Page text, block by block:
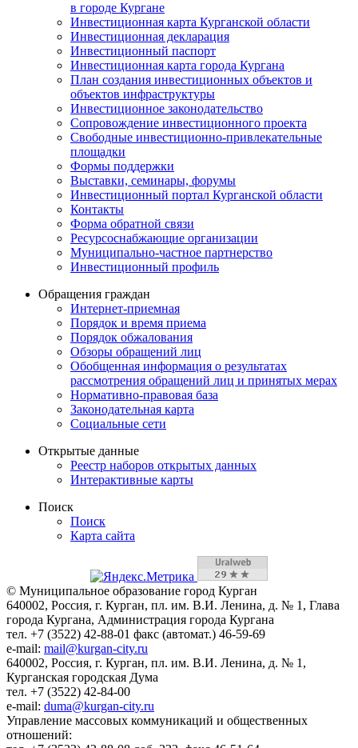
в городе Кургане
Инвестиционная карта Курганской области
Инвестиционная декларация
Инвестиционный паспорт
Инвестиционная карта города Кургана
План создания инвестиционных объектов и
объектов инфраструктуры
Инвестиционное законодательство
Сопровождение инвестиционного проекта
Свободные инвестиционно-привлекательные
площадки
Формы поддержки
Выставки, семинары, форумы
Инвестиционный портал Курганской области
Контакты
Форма обратной связи
Ресурсоснабжающие организации
Муниципально-частное партнерство
Инвестиционный профиль
Обращения граждан
Интернет-приемная
Порядок и время приема
Порядок обжалования
Обзоры обращений лиц
Обобщенная информация о результатах
рассмотрения обращений лиц и принятых мерах
Нормативно-правовая база
Законодательная карта
Социальные сети
Открытые данные
Реестр наборов открытых данных
Интерактивные карты
Поиск
Поиск
Карта сайта
© Муниципальное образование город Курган
640002, Россия, г. Курган, пл. им. В.И. Ленина, д. № 1, Глава
города Кургана, Администрация города Кургана
тел. +7 (3522) 42-88-01 факс (автомат.) 46-59-69
e-mail: mail@kurgan-city.ru
640002, Россия, г. Курган, пл. им. В.И. Ленина, д. № 1,
Курганская городская Дума
тел. +7 (3522) 42-84-00
e-mail: duma@kurgan-city.ru
Управление массовых коммуникаций и общественных
отношений: